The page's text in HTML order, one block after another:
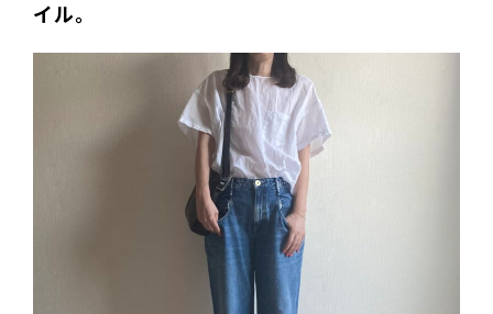
イル。